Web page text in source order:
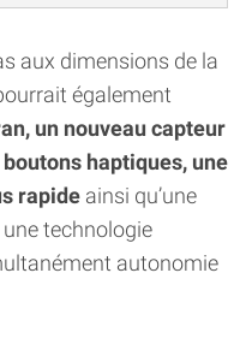
aux dimensions de la
également
un nouveau capteur
haptiques, une
rapide ainsi qu’une
technologie
autonomie